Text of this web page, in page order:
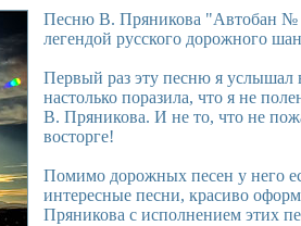
Песню В. Пряникова "Автобан №
легендой русского дорожного
Первый раз эту песню я услышал
настолько поразила, что я не
В. Пряникова. И не то, что не
восторге!
Помимо дорожных песен у него
интересные песни, красиво
Пряникова с исполнением этих